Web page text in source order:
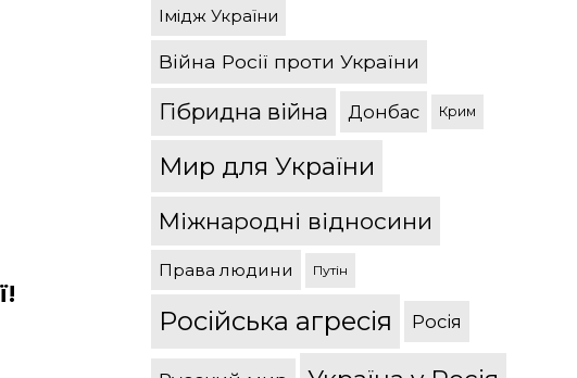
Імідж України
Війна Росії проти України
Гібридна війна Донбас Крим
Мир для України
Міжнародні відносини
Права людини Путін
Російська агресія Росія